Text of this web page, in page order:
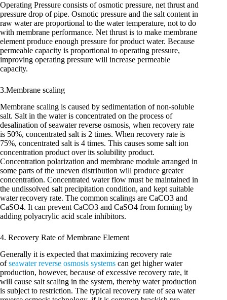
Operating Pressure consists of osmotic pressure, net thrust and
pressure drop of pipe. Osmotic pressure and the salt content in
raw water are proportional to the water temperature, not to do
with membrane performance. Net thrust is to make membrane
element produce enough pressure for product water. Because
permeable capacity is proportional to operating pressure,
improving operating pressure will increase permeable
capacity.
3.Membrane scaling
Membrane scaling is caused by sedimentation of non-soluble
salt. Salt in the water is concentrated on the process of
desalination of seawater reverse osmosis, when recovery rate
is 50%, concentrated salt is 2 times. When recovery rate is
75%, concentrated salt is 4 times. This causes some salt ion
concentration product over its solubility product.
Concentration polarization and membrane module arranged in
some parts of the uneven distribution will produce greater
concentration. Concentrated water flow must be maintained in
the undissolved salt precipitation condition, and kept suitable
water recovery rate. The common scalings are CaCO3 and
CaSO4. It can prevent CaCO3 and CaSO4 from forming by
adding polyacrylic acid scale inhibitors.
4. Recovery Rate of Membrane Element
Generally it is expected that maximizing recovery rate
ofseawater reverse osmosis systems can get higher water
production, however, because of excessive recovery rate, it
will cause salt scaling in the system, thereby water production
is subject to restriction. The typical recovery rate of sea water